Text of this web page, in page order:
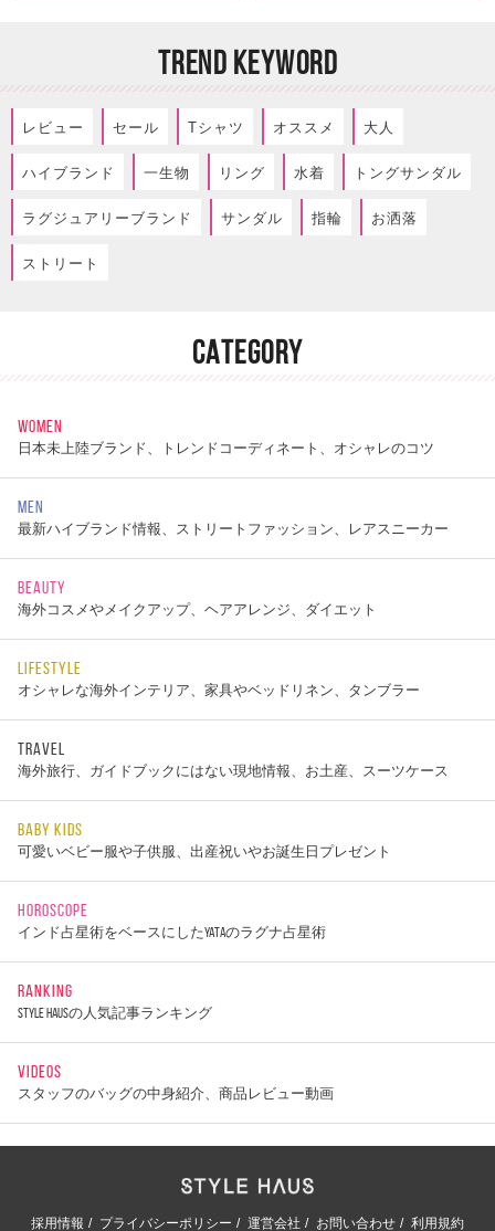
TREND KEYWORD
レビュー セール Tシャツ オススメ 大人
ハイブランド 一生物 リング 水着 トングサンダル
ラグジュアリーブランド サンダル 指輪 お洒落
ストリート
CATEGORY
WOMEN
日本未上陸ブランド、トレンドコーディネート、オシャレのコツ
MEN
最新ハイブランド情報、ストリートファッション、レアスニーカー
BEAUTY
海外コスメやメイクアップ、ヘアアレンジ、ダイエット
LIFESTYLE
オシャレな海外インテリア、家具やベッドリネン、タンブラー
TRAVEL
海外旅行、ガイドブックにはない現地情報、お土産、スーツケース
BABY KIDS
可愛いベビー服や子供服、出産祝いやお誕生日プレゼント
HOROSCOPE
インド占星術をベースにしたYATAのラグナ占星術
RANKING
STYLE HAUSの人気記事ランキング
VIDEOS
スタッフのバッグの中身紹介、商品レビュー動画
採用情報 プライバシーポリシー 運営会社 お問い合わせ 利用規約